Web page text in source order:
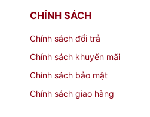
CHÍNH SÁCH
Chính sách đổi trả
Chính sách khuyến mãi
Chính sách bảo mật
Chính sách giao hàng